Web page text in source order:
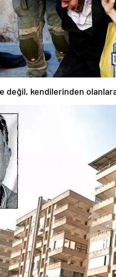
değil, kendilerinden